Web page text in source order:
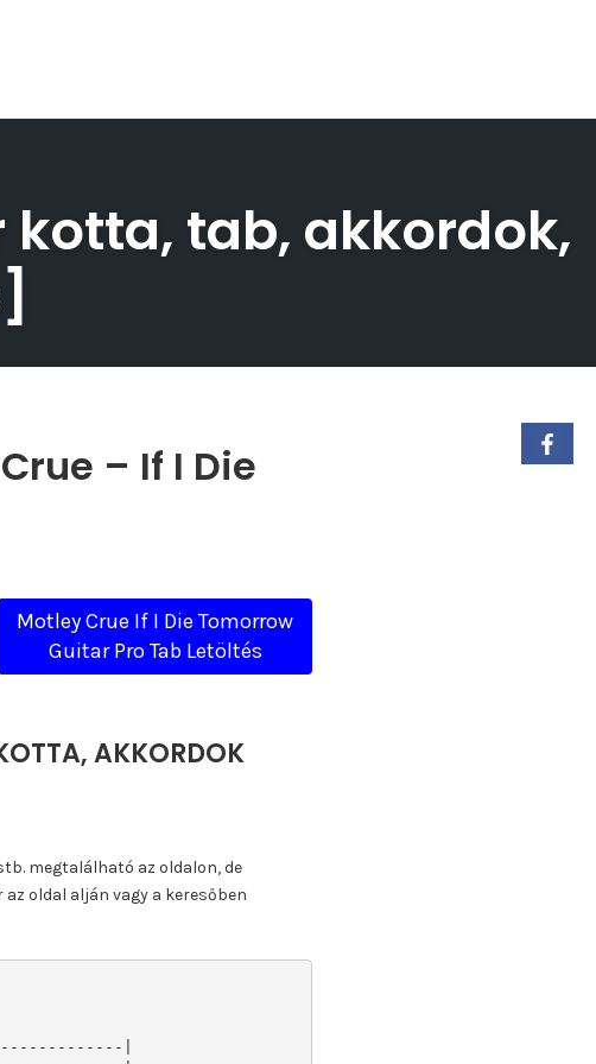
kotta, tab, akkordok,
– If I Die
Motley Crue If I Die Tomorrow
Guitar Pro Tab Letöltés
AKKORDOK
megtalálható az oldalon, de
oldal alján vagy a keresőben